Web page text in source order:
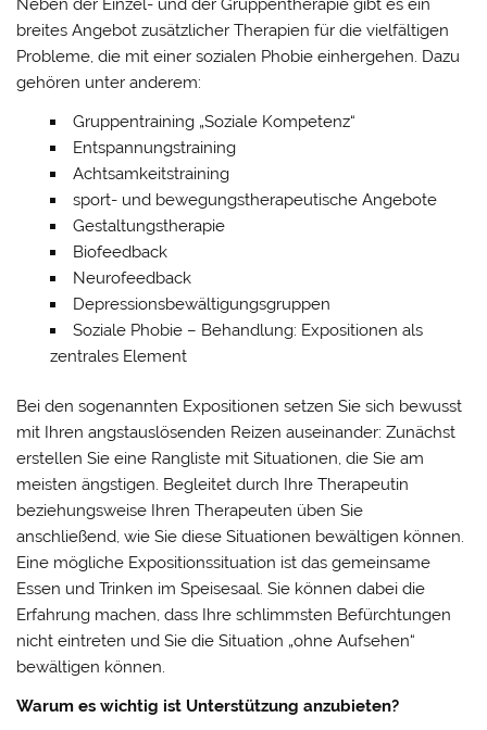
Neben der Einzel- und der Gruppentherapie gibt es ein
breites Angebot zusätzlicher Therapien für die vielfältigen
Probleme, die mit einer sozialen Phobie einhergehen. Dazu
gehören unter anderem:
Gruppentraining „Soziale Kompetenz“
Entspannungstraining
Achtsamkeitstraining
sport- und bewegungstherapeutische Angebote
Gestaltungstherapie
Biofeedback
Neurofeedback
Depressionsbewältigungsgruppen
Soziale Phobie – Behandlung: Expositionen als
zentrales Element
Bei den sogenannten Expositionen setzen Sie sich bewusst
mit Ihren angstauslösenden Reizen auseinander: Zunächst
erstellen Sie eine Rangliste mit Situationen, die Sie am
meisten ängstigen. Begleitet durch Ihre Therapeutin
beziehungsweise Ihren Therapeuten üben Sie
anschließend, wie Sie diese Situationen bewältigen können.
Eine mögliche Expositionssituation ist das gemeinsame
Essen und Trinken im Speisesaal. Sie können dabei die
Erfahrung machen, dass Ihre schlimmsten Befürchtungen
nicht eintreten und Sie die Situation „ohne Aufsehen“
bewältigen können.
Warum es wichtig ist Unterstützung anzubieten?